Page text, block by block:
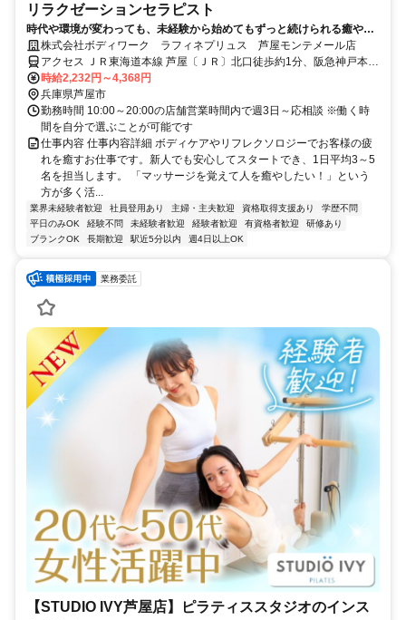
リラクゼーションセラピスト
時代や環境が変わっても、未経験から始めてもずっと続けられる癒やし
の仕事。手に職を身につけて、生き方を変えよう。
株式会社ボディワーク ラフィネプリュス 芦屋モンテメール店
アクセス ＪＲ東海道本線 芦屋〔ＪＲ〕北口徒歩約1分、阪急神戸本線
芦屋川南出口徒歩約11分、阪神本線/阪神なんば線 打出徒歩約15分 最
寄駅：芦屋駅
時給2,232円～4,368円
兵庫県芦屋市
勤務時間 10:00～20:00の店舗営業時間内で週3日～応相談 ※働く時
間を自分で選ぶことが可能です
仕事内容 仕事内容詳細 ボディケアやリフレクソロジーでお客様の疲
れを癒すお仕事です。新人でも安心してスタートでき、1日平均3～5
名を担当します。 「マッサージを覚えて人を癒やしたい！」という
方が多く活...
業界未経験者歓迎 社員登用あり 主婦・主夫歓迎 資格取得支援あり
学歴不問
平日のみOK
経験不問 未経験者歓迎 経験者歓迎 有資格者歓迎
研修あり
ブランクOK
長期歓迎 駅近5分以内 週4日以上OK
業務委託
【STUDIO IVY芦屋店】ピラティススタジオのインス